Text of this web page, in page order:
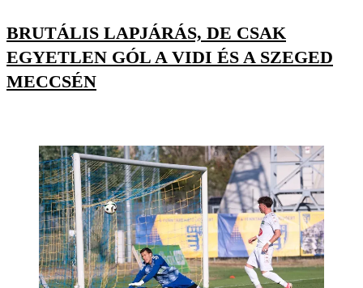
BRUTÁLIS LAPJÁRÁS, DE CSAK
EGYETLEN GÓL A VIDI ÉS A SZEGED
MECCSÉN